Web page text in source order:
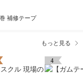
補修テープ
もっと見る
4